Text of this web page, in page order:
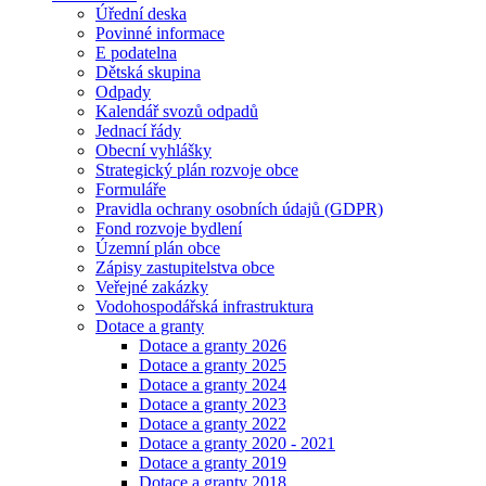
Úřední deska
Povinné informace
E podatelna
Dětská skupina
Odpady
Kalendář svozů odpadů
Jednací řády
Obecní vyhlášky
Strategický plán rozvoje obce
Formuláře
Pravidla ochrany osobních údajů (GDPR)
Fond rozvoje bydlení
Územní plán obce
Zápisy zastupitelstva obce
Veřejné zakázky
Vodohospodářská infrastruktura
Dotace a granty
Dotace a granty 2026
Dotace a granty 2025
Dotace a granty 2024
Dotace a granty 2023
Dotace a granty 2022
Dotace a granty 2020 - 2021
Dotace a granty 2019
Dotace a granty 2018